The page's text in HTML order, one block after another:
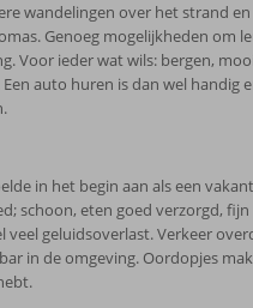
wandelingen over het strand
Genoeg mogelijkheden om
Voor ieder wat wils: bergen,
auto huren is dan wel handig
in het begin aan als een
schoon, eten goed verzorgd, fijn
veel geluidsoverlast. Verkeer
in de omgeving. Oordopjes